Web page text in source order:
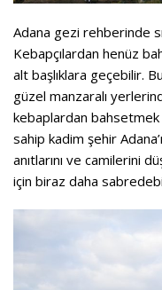
Adana gezi rehberinde
Kebapçılardan henüz
alt başlıklara geçebilir.
güzel manzaralı
kebaplardan bahsetmek
sahip kadim şehir
anıtlarını ve camilerini
için biraz daha